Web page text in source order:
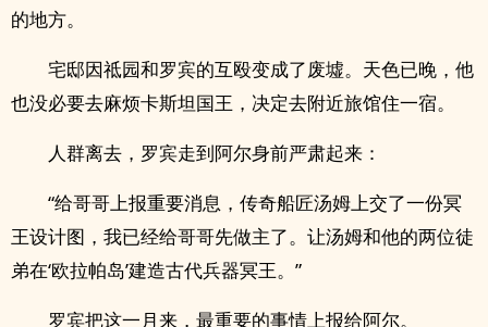
的地方。
宅邸因祗园和罗宾的互殴变成了废墟。天色已晚，他
也没必要去麻烦卡斯坦国王，决定去附近旅馆住一宿。
人群离去，罗宾走到阿尔身前严肃起来：
“给哥哥上报重要消息，传奇船匠汤姆上交了一份冥
王设计图，我已经给哥哥先做主了。让汤姆和他的两位徒
弟在‘欧拉帕岛’建造古代兵器冥王。”
罗宾把这一月来，最重要的事情上报给阿尔。